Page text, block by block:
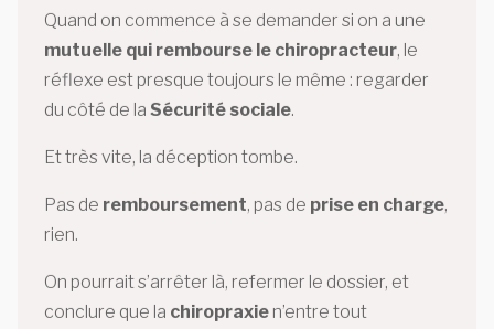
Quand on commence à se demander si on a une
mutuelle qui rembourse le chiropracteur, le
réflexe est presque toujours le même : regarder
du côté de la Sécurité sociale.
Et très vite, la déception tombe.
Pas de remboursement, pas de prise en charge,
rien.
On pourrait s’arrêter là, refermer le dossier, et
conclure que la chiropraxie n’entre tout